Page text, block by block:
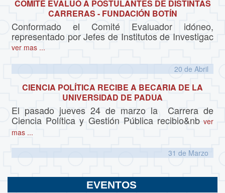
COMITÉ EVALUÓ A POSTULANTES DE DISTINTAS
CARRERAS - FUNDACIÓN BOTÍN
Conformado el Comité Evaluador idóneo,
representado por Jefes de Institutos de Investigac
ver mas ...
20 de Abril
CIENCIA POLÍTICA RECIBE A BECARIA DE LA
UNIVERSIDAD DE PADUA
El pasado jueves 24 de marzo la Carrera de
Ciencia Política y Gestión Pública recibio&nbver
mas ...
31 de Marzo
EVENTOS